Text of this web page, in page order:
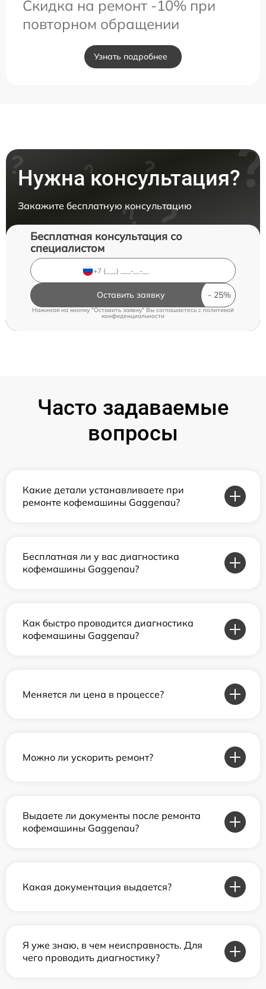
Скидка на ремонт -10% при
повторном обращении
Узнать подробнее
Нужна консультация?
Закажите бесплатную консультацию
Бесплатная консультация со
специалистом
Оставить заявку
Нажимая на кнопку "Оставить заявку" Вы соглашаетесь c политикой
конфиденциальности
Часто задаваемые
вопросы
Какие детали устанавливаете при
ремонте кофемашины Gaggenau?
Бесплатная ли у вас диагностика
кофемашины Gaggenau?
Как быстро проводится диагностика
кофемашины Gaggenau?
Меняется ли цена в процессе?
Можно ли ускорить ремонт?
Выдаете ли документы после ремонта
кофемашины Gaggenau?
Какая документация выдается?
Я уже знаю, в чем неисправность. Для
чего проводить диагностику?